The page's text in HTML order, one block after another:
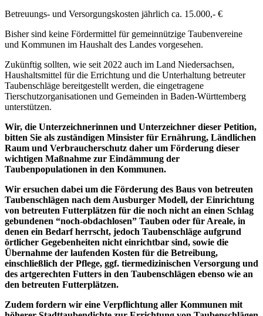
Betreuungs- und Versorgungskosten jährlich ca. 15.000,- €
Bisher sind keine Fördermittel für gemeinnützige Taubenvereine
und Kommunen im Haushalt des Landes vorgesehen.
Zukünftig sollten, wie seit 2022 auch im Land Niedersachsen,
Haushaltsmittel für die Errichtung und die Unterhaltung betreuter
Taubenschläge bereitgestellt werden, die eingetragene
Tierschutzorganisationen und Gemeinden in Baden-Württemberg
unterstützen.
Wir, die Unterzeichnerinnen und Unterzeichner dieser Petition,
bitten Sie als zuständigen Minsister für Ernährung, Ländlichen
Raum und Verbraucherschutz daher um Förderung dieser
wichtigen Maßnahme zur Eindämmung der
Taubenpopulationen in den Kommunen.
Wir ersuchen dabei um die Förderung des Baus von betreuten
Taubenschlägen nach dem Ausburger Modell, der Einrichtung
von betreuten Futterplätzen für die noch nicht an einen Schlag
gebundenen “noch-obdachlosen” Tauben oder für Areale, in
denen ein Bedarf herrscht, jedoch Taubenschläge aufgrund
örtlicher Gegebenheiten nicht einrichtbar sind, sowie die
Übernahme der laufenden Kosten für die Betreibung,
einschließlich der Pflege, ggf. tiermedizinischen Versorgung und
des artgerechten Futters in den Taubenschlägen ebenso wie an
den betreuten Futterplätzen.
Zudem fordern wir eine Verpflichtung aller Kommunen mit